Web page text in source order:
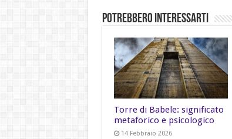
Potrebbero Interessarti
Torre di Babele: significato
metaforico e psicologico
14 Febbraio 2026